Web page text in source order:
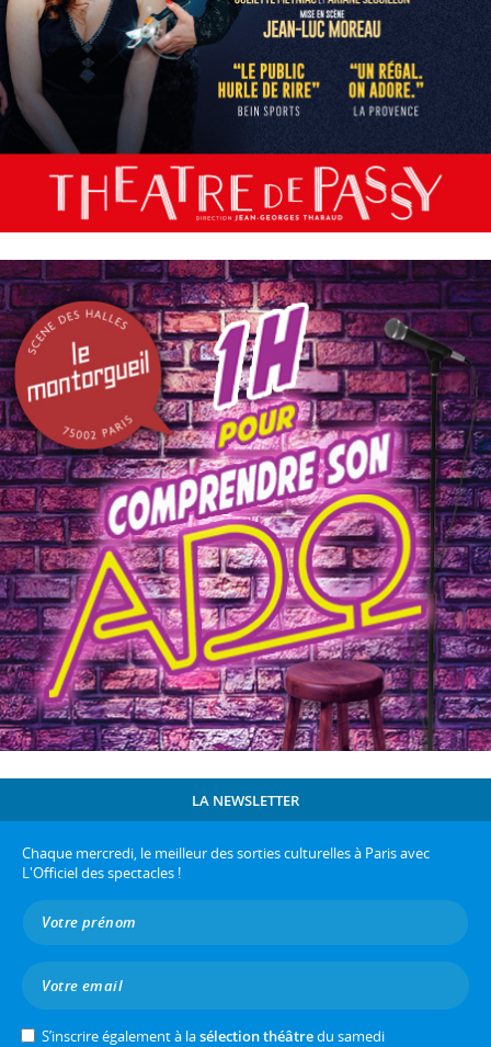
LA NEWSLETTER
Chaque mercredi, le meilleur des sorties culturelles à Paris avec
L'Officiel des spectacles !
S’inscrire également à lasélection théâtredu samedi